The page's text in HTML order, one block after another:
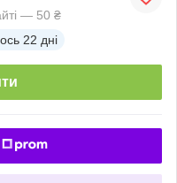
— 50 ₴
22 дні